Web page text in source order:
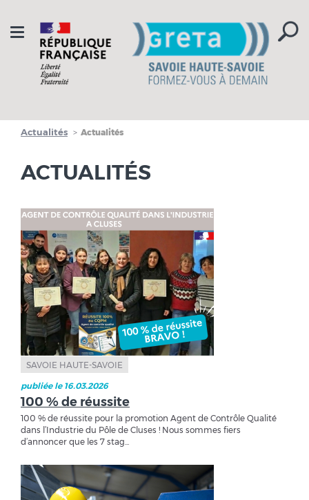
Toggle
navigation
Actualités Actualités
ACTUALITÉS
SAVOIE HAUTE-SAVOIE
publiée le 16.03.2026
100 % de réussite
100 % de réussite pour la promotion Agent de Contrôle Qualité
dans l’Industrie du Pôle de Cluses ! Nous sommes fiers
d’annoncer que les 7 stag...